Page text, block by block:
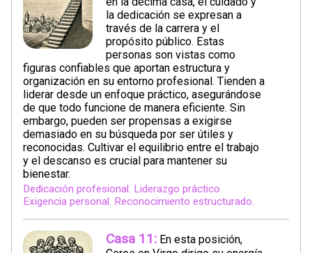
la dedicación se expresan a
través de la carrera y el
propósito público. Estas
personas son vistas como
figuras confiables que aportan estructura y
organización en su entorno profesional. Tienden a
liderar desde un enfoque práctico, asegurándose
de que todo funcione de manera eficiente. Sin
embargo, pueden ser propensas a exigirse
demasiado en su búsqueda por ser útiles y
reconocidas. Cultivar el equilibrio entre el trabajo
y el descanso es crucial para mantener su
bienestar.
Dedicación profesional. Liderazgo práctico.
Exigencia personal. Reconocimiento estructurado.
Casa 11: En esta posición,